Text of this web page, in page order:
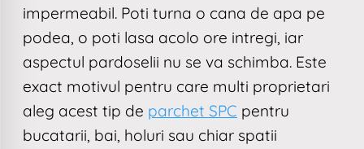
impermeabil. Poti turna o cana de apa pe
podea, o poti lasa acolo ore intregi, iar
aspectul pardoselii nu se va schimba. Este
exact motivul pentru care multi proprietari
aleg acest tip de parchet SPC pentru
bucatarii, bai, holuri sau chiar spatii